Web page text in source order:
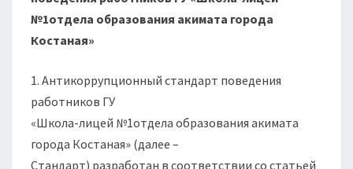
№1отдела образования акимата города
Костаная»
1. Антикоррупционный стандарт поведения
работников ГУ
«Школа-лицей №1отдела образования акимата
города Костаная» (далее –
Стандарт) разработан в соответствии со статьей